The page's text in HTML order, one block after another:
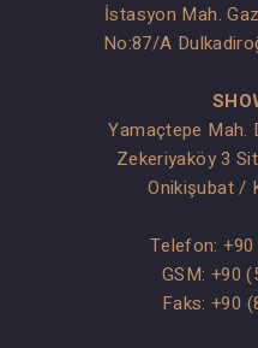
İstasyon Mah.
No:87/A
Yamaçtepe Mah.
Zekeriyaköy 3
Onikişubat /
Telefon:
GSM: +90
Faks: +90